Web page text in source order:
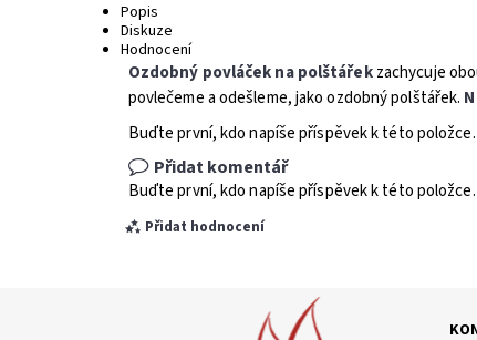
Popis
Diskuze
Hodnocení
Ozdobný povláček na polštářekzachycuje
povlečeme a odešleme, jako ozdobný polštářek.
Buďte první, kdo napíše příspěvek k této položce.
Přidat komentář
Buďte první, kdo napíše příspěvek k této položce.
Přidat hodnocení